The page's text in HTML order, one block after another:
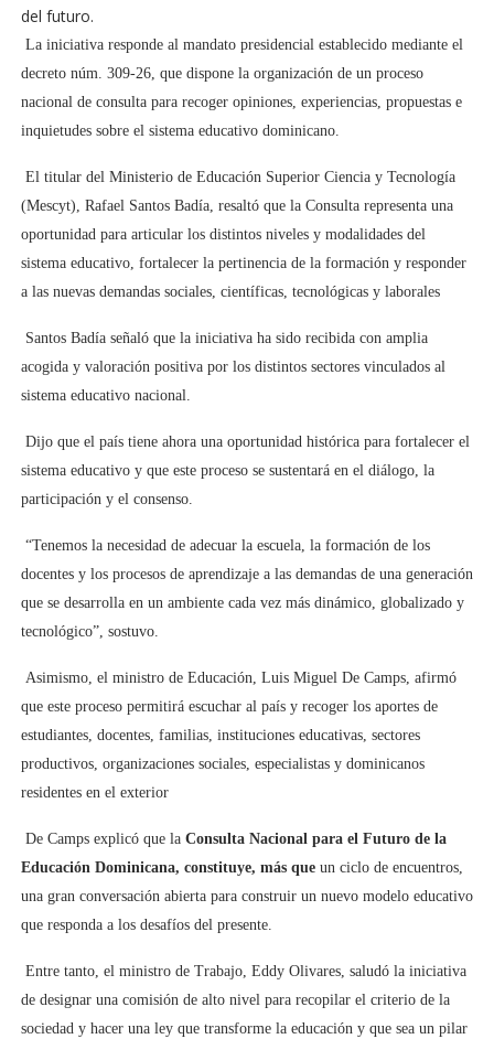
del futuro.
La iniciativa responde al mandato presidencial establecido mediante el
decreto núm. 309-26, que dispone la organización de un proceso
nacional de consulta para recoger opiniones, experiencias, propuestas e
inquietudes sobre el sistema educativo dominicano.
El titular del Ministerio de Educación Superior Ciencia y Tecnología
(Mescyt), Rafael Santos Badía, resaltó que la Consulta representa una
oportunidad para articular los distintos niveles y modalidades del
sistema educativo, fortalecer la pertinencia de la formación y responder
a las nuevas demandas sociales, científicas, tecnológicas y laborales
Santos Badía señaló que la iniciativa ha sido recibida con amplia
acogida y valoración positiva por los distintos sectores vinculados al
sistema educativo nacional.
Dijo que el país tiene ahora una oportunidad histórica para fortalecer el
sistema educativo y que este proceso se sustentará en el diálogo, la
participación y el consenso.
“Tenemos la necesidad de adecuar la escuela, la formación de los
docentes y los procesos de aprendizaje a las demandas de una generación
que se desarrolla en un ambiente cada vez más dinámico, globalizado y
tecnológico”, sostuvo.
Asimismo, el ministro de Educación, Luis Miguel De Camps, afirmó
que este proceso permitirá escuchar al país y recoger los aportes de
estudiantes, docentes, familias, instituciones educativas, sectores
productivos, organizaciones sociales, especialistas y dominicanos
residentes en el exterior
De Camps explicó que la Consulta Nacional para el Futuro de la
Educación Dominicana, constituye, más queun ciclo de encuentros,
una gran conversación abierta para construir un nuevo modelo educativo
que responda a los desafíos del presente.
Entre tanto, el ministro de Trabajo, Eddy Olivares, saludó la iniciativa
de designar una comisión de alto nivel para recopilar el criterio de la
sociedad y hacer una ley que transforme la educación y que sea un pilar